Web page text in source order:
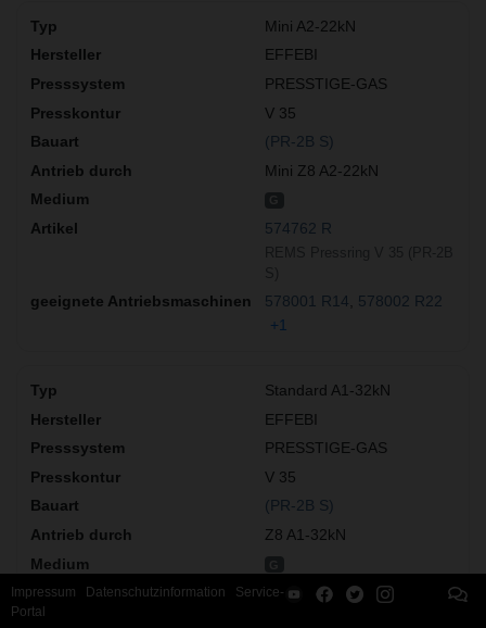
Mini A2-22kN
EFFEBI
PRESSTIGE-GAS
V 35
(PR-2B S)
Mini Z8 A2-22kN
574762 R
578001 R14
578002 R22
+1
Standard A1-32kN
EFFEBI
PRESSTIGE-GAS
V 35
(PR-2B S)
Z8 A1-32kN
574762 R
Impressum Datenschutzinformation
Service-
Portal